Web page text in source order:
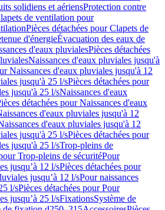
solidiens et aériensProtection contre
de ventilation pour
Pièces détachées pour Clapets de
d'énergieÉvacuation des eaux de
d'eaux pluvialesPièces détachées
Naissances d'eaux pluviales jusqu'à
Naissances d'eaux pluviales jusqu'à 12
jusqu'à 25 l/sPièces détachées pour
jusqu'à 25 l/sNaissances d'eaux
détachées pour Naissances d'eaux
d'eaux pluviales jusqu'à 12
d'eaux pluviales jusqu'à 12
jusqu'à 25 l/sPièces détachées pour
jusqu'à 25 l/sTrop-pleins de
Trop-pleins de sécuritéPour
jusqu’à 12 l/sPièces détachées pour
jusqu’à 12 l/sPour naissances
l/sPièces détachées pour Pour
jusqu’à 25 l/sFixationsSystème de